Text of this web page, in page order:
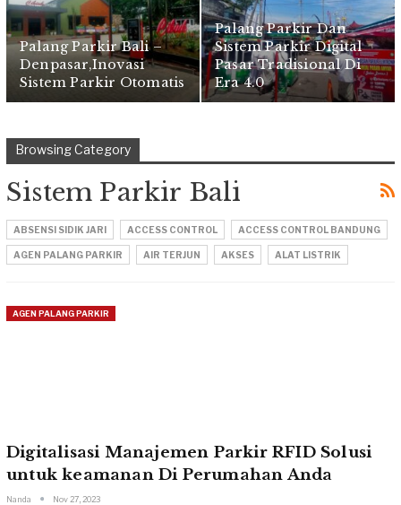
Palang Parkir Bali –
Denpasar,Inovasi
Sistem Parkir Otomatis
Palang Parkir Dan
Sistem Parkir Digital
Pasar Tradisional Di
Era 4.0
Browsing Category
Sistem Parkir Bali
ABSENSI SIDIK JARI ACCESS CONTROL ACCESS CONTROL BANDUNG
AGEN PALANG PARKIR AIR TERJUN AKSES ALAT LISTRIK
AGEN PALANG PARKIR
Digitalisasi Manajemen Parkir RFID Solusi
untuk keamanan Di Perumahan Anda
Nanda Nov 27, 2023